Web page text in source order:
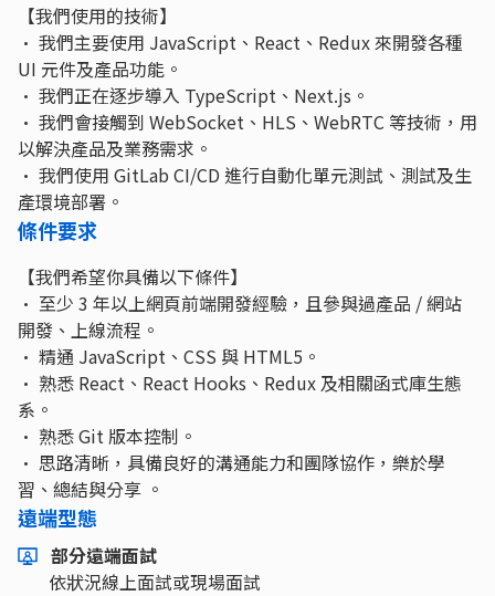
【我們使用的技術】
• 我們主要使用 JavaScript、React、Redux 來開發各種
UI 元件及產品功能。
• 我們正在逐步導入 TypeScript、Next.js。
• 我們會接觸到 WebSocket、HLS、WebRTC 等技術，用
以解決產品及業務需求。
• 我們使用 GitLab CI/CD 進行自動化單元測試、測試及生
產環境部署。
條件要求
【我們希望你具備以下條件】
• 至少 3 年以上網頁前端開發經驗，且參與過產品 / 網站
開發、上線流程。
• 精通 JavaScript、CSS 與 HTML5。
• 熟悉 React、React Hooks、Redux 及相關函式庫生態
系。
• 熟悉 Git 版本控制。
• 思路清晰，具備良好的溝通能力和團隊協作，樂於學
習、總結與分享 。
遠端型態
部分遠端面試
依狀況線上面試或現場面試